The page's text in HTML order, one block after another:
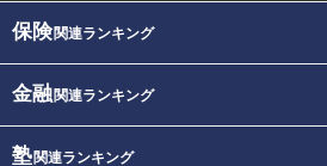
保険関連ランキング
金融関連ランキング
塾関連ランキング